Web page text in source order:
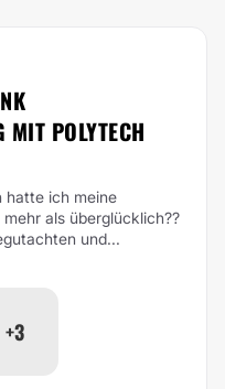
POLYTECH 3
hatte ich meine
als überglücklich??
und...
+3